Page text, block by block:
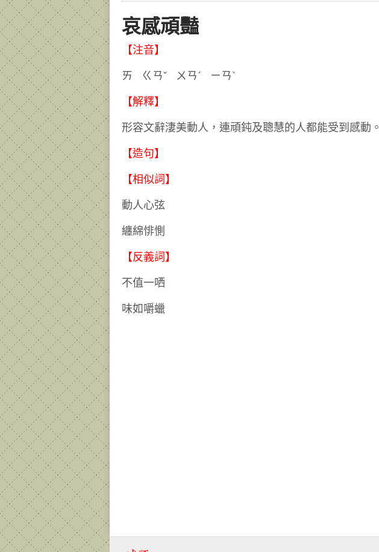
哀感頑豔
【注音】
ㄞ ㄍㄢˇ ㄨㄢˊ ㄧㄢˋ
【解釋】
形容文辭淒美動人，連頑鈍及聰慧的人都能受到感動。
【造句】
【相似詞】
動人心弦
纏綿悱惻
【反義詞】
不值一哂
味如嚼蠟